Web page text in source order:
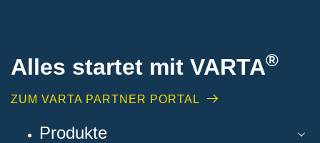
Alles startet mit VARTA®
ZUM VARTA PARTNER PORTAL
Produkte